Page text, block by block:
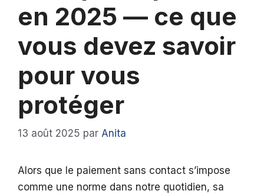
en 2025 — ce que
vous devez savoir
pour vous
protéger
13 août 2025 par Anita
Alors que le paiement sans contact s’impose
comme une norme dans notre quotidien, sa